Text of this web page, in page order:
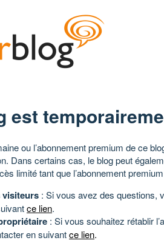
est
ou l’abonnement premium de ce
Dans certains cas, le blog peut
limité tant que l’abonnement
visiteurs : Si vous avez des questions,
ce lien.
: Si vous souhaitez rétablir
en suivantce lien.